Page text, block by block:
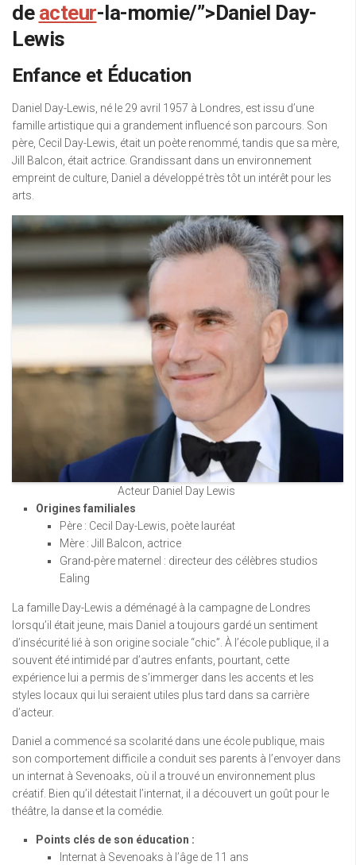
de acteur-la-momie/”>Daniel Day-
Lewis
Enfance et Éducation
Daniel Day-Lewis, né le 29 avril 1957 à Londres, est issu d’une
famille artistique qui a grandement influencé son parcours. Son
père, Cecil Day-Lewis, était un poète renommé, tandis que sa mère,
Jill Balcon, était actrice. Grandissant dans un environnement
empreint de culture, Daniel a développé très tôt un intérêt pour les
arts.
Acteur Daniel Day Lewis
Origines familiales
Père : Cecil Day-Lewis, poète lauréat
Mère : Jill Balcon, actrice
Grand-père maternel : directeur des célèbres studios
Ealing
La famille Day-Lewis a déménagé à la campagne de Londres
lorsqu’il était jeune, mais Daniel a toujours gardé un sentiment
d’insécurité lié à son origine sociale “chic”. À l’école publique, il a
souvent été intimidé par d’autres enfants, pourtant, cette
expérience lui a permis de s’immerger dans les accents et les
styles locaux qui lui seraient utiles plus tard dans sa carrière
d’acteur.
Daniel a commencé sa scolarité dans une école publique, mais
son comportement difficile a conduit ses parents à l’envoyer dans
un internat à Sevenoaks, où il a trouvé un environnement plus
créatif. Bien qu’il détestait l’internat, il a découvert un goût pour le
théâtre, la danse et la comédie.
Points clés de son éducation :
Internat à Sevenoaks à l’âge de 11 ans